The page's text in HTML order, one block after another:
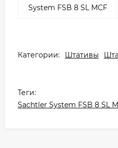
System FSB 8 SL MCF
Категории: Штативы
Теги:
Sachtler System FSB 8 SL